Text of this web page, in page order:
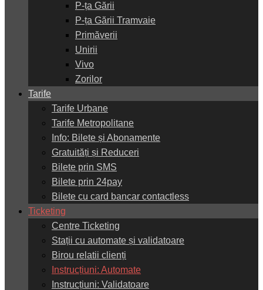
P-ța Gării
P-ța Gării Tramvaie
Primăverii
Unirii
Vivo
Zorilor
Tarife
Tarife Urbane
Tarife Metropolitane
Info: Bilete și Abonamente
Gratuități și Reduceri
Bilete prin SMS
Bilete prin 24pay
Bilete cu card bancar contactless
Ticketing
Centre Ticketing
Stații cu automate și validatoare
Birou relatii clienți
Instrucțiuni: Automate
Instrucțiuni: Validatoare